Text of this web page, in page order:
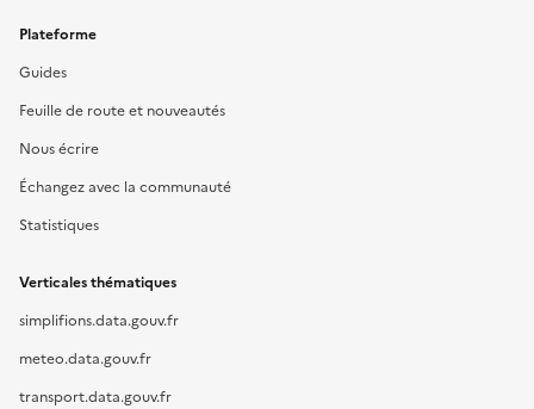
Plateforme
Guides
Feuille de route et nouveautés
Nous écrire
Échangez avec la communauté
Statistiques
Verticales thématiques
simplifions.data.gouv.fr
meteo.data.gouv.fr
transport.data.gouv.fr